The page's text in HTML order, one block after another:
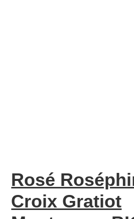
Rosé
Croix Gratiot